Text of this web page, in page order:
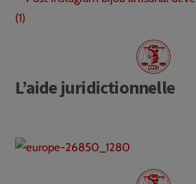
L’aide juridictionnelle